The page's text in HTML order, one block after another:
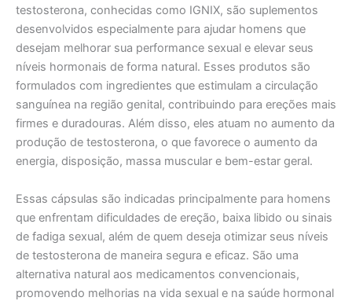
testosterona, conhecidas como IGNIX, são suplementos
desenvolvidos especialmente para ajudar homens que
desejam melhorar sua performance sexual e elevar seus
níveis hormonais de forma natural. Esses produtos são
formulados com ingredientes que estimulam a circulação
sanguínea na região genital, contribuindo para ereções mais
firmes e duradouras. Além disso, eles atuam no aumento da
produção de testosterona, o que favorece o aumento da
energia, disposição, massa muscular e bem-estar geral.
Essas cápsulas são indicadas principalmente para homens
que enfrentam dificuldades de ereção, baixa libido ou sinais
de fadiga sexual, além de quem deseja otimizar seus níveis
de testosterona de maneira segura e eficaz. São uma
alternativa natural aos medicamentos convencionais,
promovendo melhorias na vida sexual e na saúde hormonal